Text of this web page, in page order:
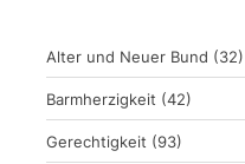
Alter und Neuer Bund (32)
Barmherzigkeit (42)
Gerechtigkeit (93)